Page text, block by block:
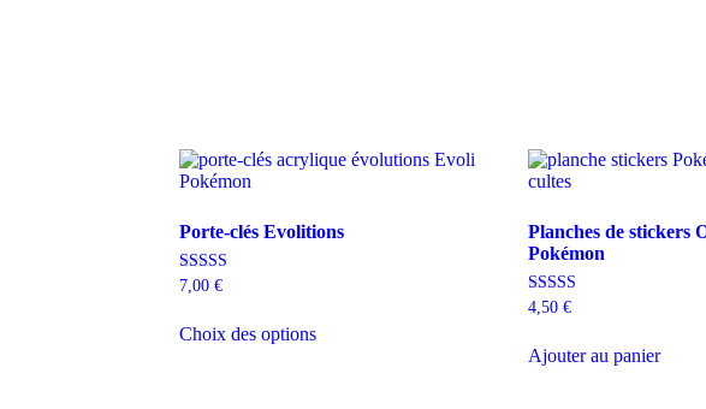
Porte-clés Evolitions
Note
7,00 €
Choix des options
Planches de stickers
Pokémon
Note
4,50 €
Ajouter au panier